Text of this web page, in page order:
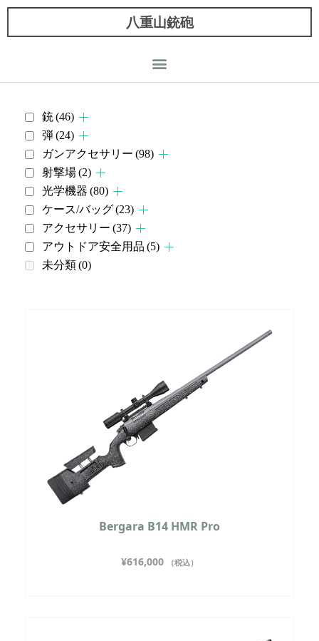
八重山銃砲
銃(46)
弾(24)
ガンアクセサリー (98)
射撃場(2)
光学機器 (80)
ケース/バッグ(23)
アクセサリー (37)
アウトドア安全用品 (5)
未分類(0)
Bergara B14 HMR Pro
¥616,000 （税込）